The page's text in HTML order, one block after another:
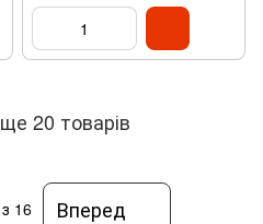
20 товарів
з 16 Вперед